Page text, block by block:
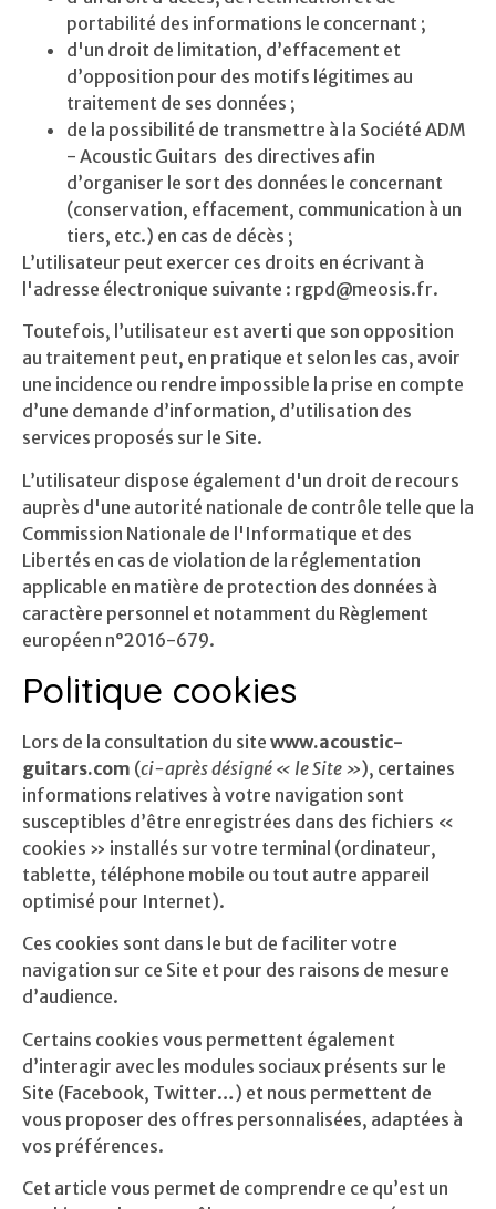
portabilité des informations le concernant ;
d'un droit de limitation, d’effacement et
d’opposition pour des motifs légitimes au
traitement de ses données ;
de la possibilité de transmettre à la Société ADM
- Acoustic Guitars des directives afin
d’organiser le sort des données le concernant
(conservation, effacement, communication à un
tiers, etc.) en cas de décès ;
L’utilisateur peut exercer ces droits en écrivant à
l'adresse électronique suivante : rgpd@meosis.fr.
Toutefois, l’utilisateur est averti que son opposition
au traitement peut, en pratique et selon les cas, avoir
une incidence ou rendre impossible la prise en compte
d’une demande d’information, d’utilisation des
services proposés sur le Site.
L’utilisateur dispose également d'un droit de recours
auprès d'une autorité nationale de contrôle telle que la
Commission Nationale de l'Informatique et des
Libertés en cas de violation de la réglementation
applicable en matière de protection des données à
caractère personnel et notamment du Règlement
européen n°2016-679.
Politique cookies
Lors de la consultation du site www.acoustic-
guitars.com (ci-après désigné « le Site »), certaines
informations relatives à votre navigation sont
susceptibles d’être enregistrées dans des fichiers «
cookies » installés sur votre terminal (ordinateur,
tablette, téléphone mobile ou tout autre appareil
optimisé pour Internet).
Ces cookies sont dans le but de faciliter votre
navigation sur ce Site et pour des raisons de mesure
d’audience.
Certains cookies vous permettent également
d’interagir avec les modules sociaux présents sur le
Site (Facebook, Twitter…) et nous permettent de
vous proposer des offres personnalisées, adaptées à
vos préférences.
Cet article vous permet de comprendre ce qu’est un